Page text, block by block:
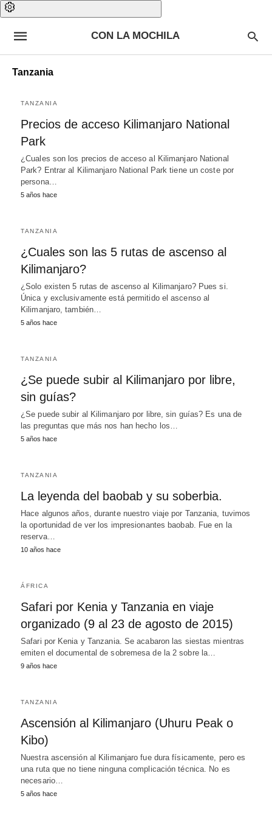
CON LA MOCHILA
Tanzania
TANZANIA
Precios de acceso Kilimanjaro National
Park
¿Cuales son los precios de acceso al Kilimanjaro National
Park? Entrar al Kilimanjaro National Park tiene un coste por
persona…
5 años hace
TANZANIA
¿Cuales son las 5 rutas de ascenso al
Kilimanjaro?
¿Solo existen 5 rutas de ascenso al Kilimanjaro? Pues si.
Única y exclusivamente está permitido el ascenso al
Kilimanjaro, también…
5 años hace
TANZANIA
¿Se puede subir al Kilimanjaro por libre,
sin guías?
¿Se puede subir al Kilimanjaro por libre, sin guías? Es una de
las preguntas que más nos han hecho los…
5 años hace
TANZANIA
La leyenda del baobab y su soberbia.
Hace algunos años, durante nuestro viaje por Tanzania, tuvimos
la oportunidad de ver los impresionantes baobab. Fue en la
reserva…
10 años hace
ÁFRICA
Safari por Kenia y Tanzania en viaje
organizado (9 al 23 de agosto de 2015)
Safari por Kenia y Tanzania. Se acabaron las siestas mientras
emiten el documental de sobremesa de la 2 sobre la…
9 años hace
TANZANIA
Ascensión al Kilimanjaro (Uhuru Peak o
Kibo)
Nuestra ascensión al Kilimanjaro fue dura físicamente, pero es
una ruta que no tiene ninguna complicación técnica. No es
necesario…
5 años hace